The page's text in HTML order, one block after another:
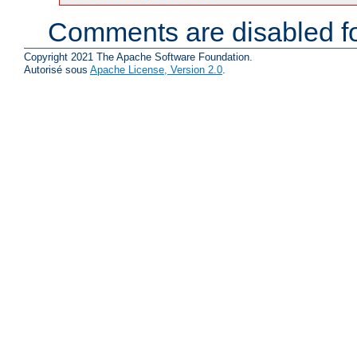
Comments are disabled
Copyright 2021 The Apache Software Foundation.
Autorisé sous Apache License, Version 2.0